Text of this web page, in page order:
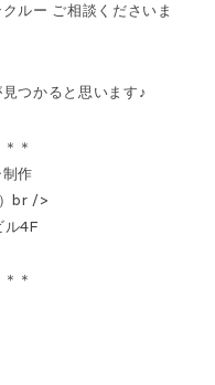
ルー ご相談くださいま
つかると思います♪
＊
作
br />
4F
＊